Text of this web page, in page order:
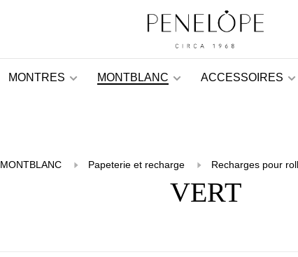
MONTRES MONTBLANC ACCESSOIRES
MONTBLANC Papeterie et recharge Recharges pour
VERT